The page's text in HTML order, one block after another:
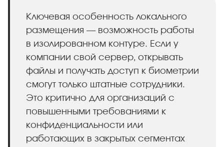
Ключевая особенность локального
размещения — возможность работы
в изолированном контуре. Если у
компании свой сервер, открывать
файлы и получать доступ к биометрии
смогут только штатные сотрудники.
Это критично для организаций с
повышенными требованиями к
конфиденциальности или
работающих в закрытых сегментах